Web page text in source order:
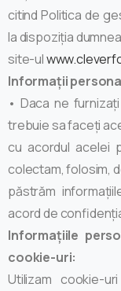
citind Politica de
la dispoziția
site-ul
Informații
• Daca ne
trebuie sa faceți
cu acordul acelei
colectam, folosim,
păstrăm
acord de
Informațiile
cookie-uri:
Utilizam cookie-